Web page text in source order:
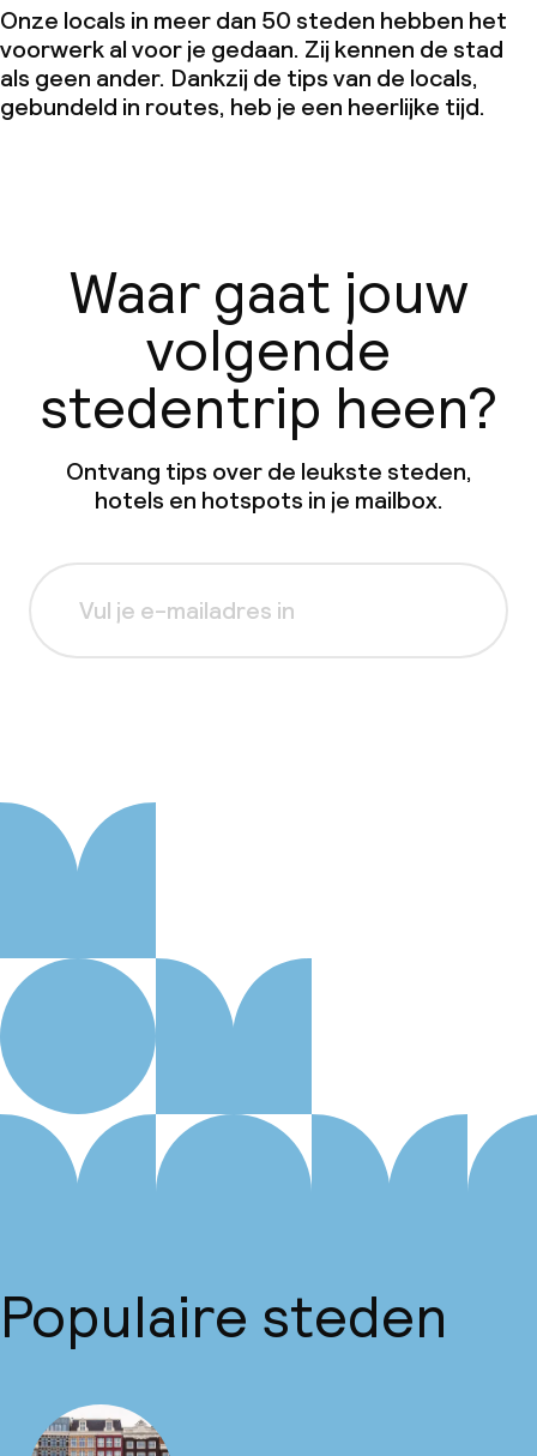
Onze locals in meer dan 50 steden hebben het
voorwerk al voor je gedaan. Zij kennen de stad
als geen ander. Dankzij de tips van de locals,
gebundeld in routes, heb je een heerlijke tijd.
Waar gaat jouw
volgende
stedentrip heen?
Ontvang tips over de leukste steden,
hotels en hotspots in je mailbox.
Populaire steden